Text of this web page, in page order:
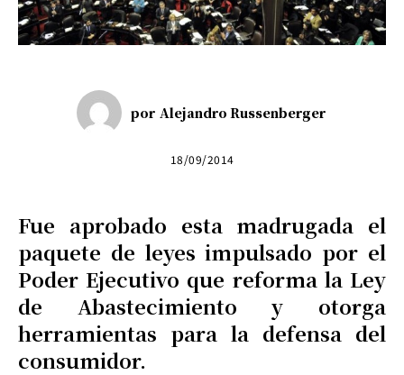
por Alejandro Russenberger
18/09/2014
Fue aprobado esta madrugada el
paquete de leyes impulsado por el
Poder Ejecutivo que reforma la Ley
de Abastecimiento y otorga
herramientas para la defensa del
consumidor.